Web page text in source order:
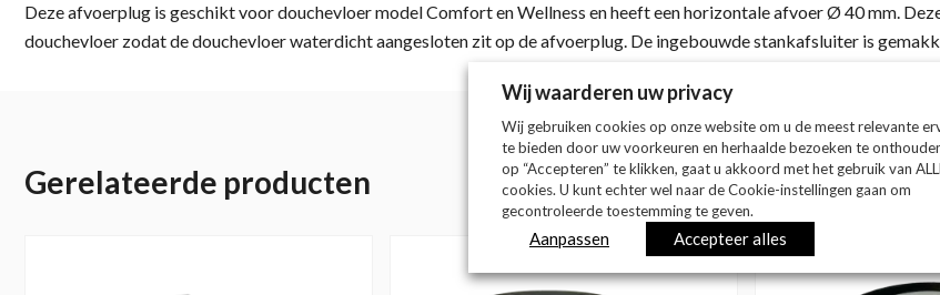
Deze afvoerplug is geschikt voor douchevloer model Comfort en Wellness en heeft een horizontale afvoer Ø 40 mm.
douchevloer zodat de douchevloer waterdicht aangesloten zit op de afvoerplug. De ingebouwde stankafsluiter is
Gerelateerde producten
Wij waarderen uw privacy
Wij gebruiken cookies op onze website om u de meest relevante
te bieden door uw voorkeuren en herhaalde bezoeken te
op “Accepteren” te klikken, gaat u akkoord met het gebruik van
cookies. U kunt echter wel naar de Cookie-instellingen gaan om
gecontroleerde toestemming te geven.
Aanpassen Accepteer alles